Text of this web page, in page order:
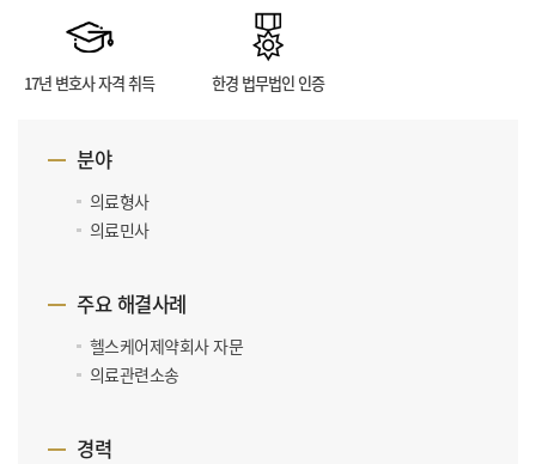
17년 변호사 자격 취득 한경 법무법인 인증
분야
의료형사
의료민사
주요 해결사례
헬스케어제약회사 자문
의료관련소송
경력